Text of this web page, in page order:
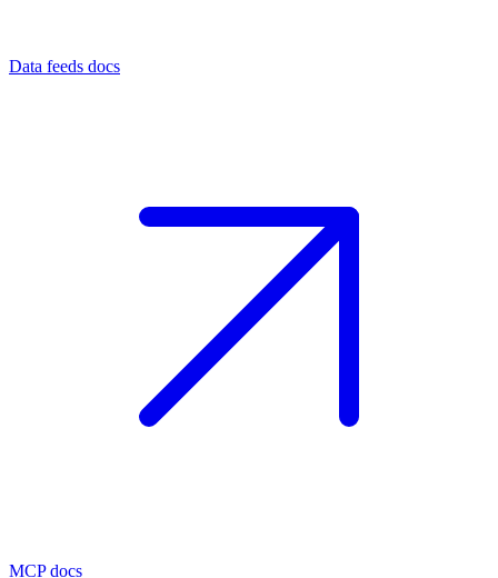
Data feeds docs
MCP docs